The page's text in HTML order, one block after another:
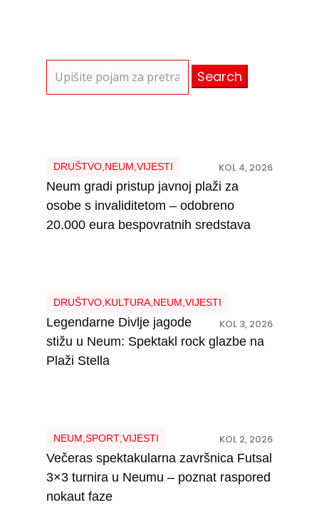
for:
DRUŠTVO, NEUM VIJESTI KOL 4, 2026
Neum gradi pristup javnoj plaži za
osobe s invaliditetom – odobreno
20.000 eura bespovratnih sredstava
DRUŠTVO, KULTURA, NEUM VIJESTI
KOL 3, 2026
Legendarne Divlje jagode
stižu u Neum: Spektakl rock glazbe na
Plaži Stella
NEUM SPORT, VIJESTI KOL 2, 2026
Večeras spektakularna završnica Futsal
3×3 turnira u Neumu – poznat raspored
nokaut faze